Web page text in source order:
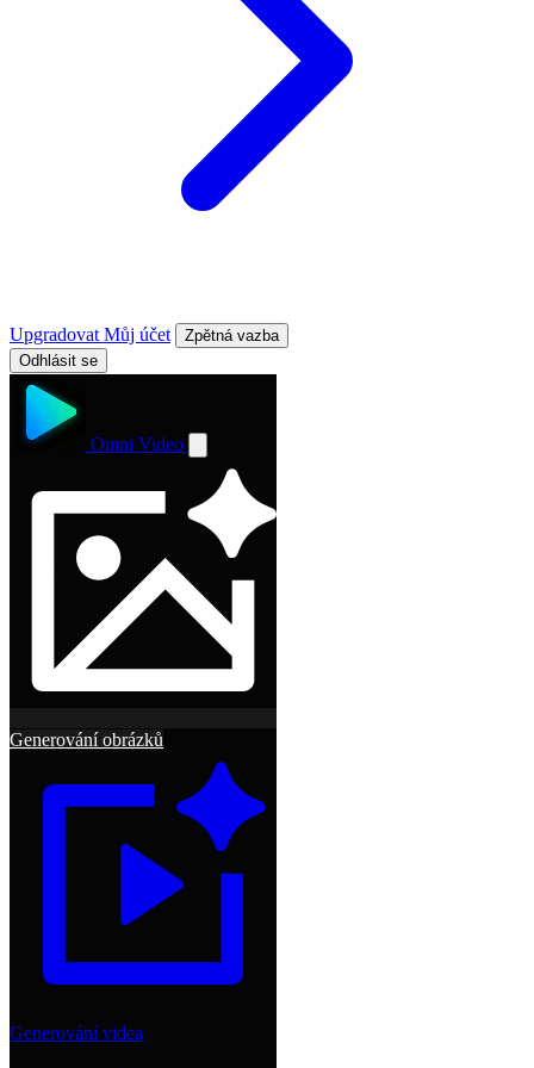
Upgradovat Můj účet
Zpětná vazba
Odhlásit se
Omni Video
Generování obrázků
Generování videa